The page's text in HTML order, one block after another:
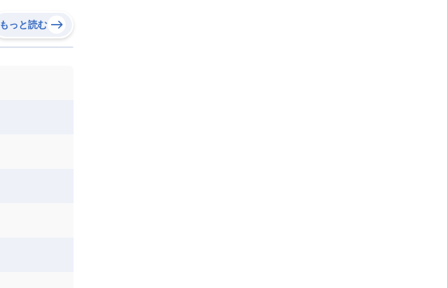
もっと読む